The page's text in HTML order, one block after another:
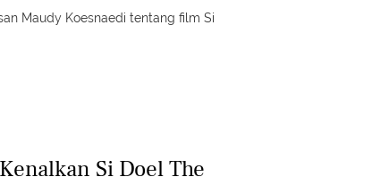
Maudy Koesnaedi tentang film Si
Si Doel The